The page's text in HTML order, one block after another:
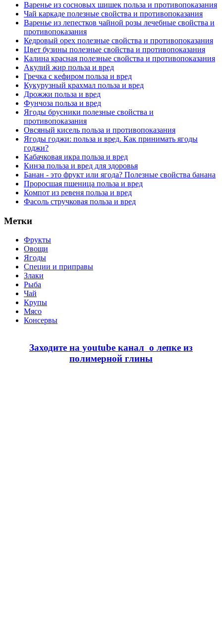
Варенье из сосновых шишек польза и противопоказания
Чай каркаде полезные свойства и противопоказания
Варенье из лепестков чайной розы лечебные свойства и
противопоказания
Кедровый орех полезные свойства и противопоказания
Цвет бузины полезные свойства и противопоказания
Калина красная полезные свойства и противопоказания
Акулий жир польза и вред
Гречка с кефиром польза и вред
Кукурузный крахмал польза и вред
Дрожжи польза и вред
Фунчоза польза и вред
Ягоды брусники полезные свойства и
противопоказания
Овсяный кисель польза и противопоказания
Ягоды годжи: польза и вред. Как принимать ягоды
годжи?
Кабачковая икра польза и вред
Кинза польза и вред для здоровья
Банан - это фрукт или ягода? Полезные свойства банана
Проросшая пшеница польза и вред
Компот из ревеня польза и вред
Фасоль стручковая польза и вред
Метки
Фрукты
Овощи
Ягоды
Специи и приправы
Злаки
Рыба
Чай
Крупы
Мясо
Консервы
Заходите на youtube канал о лепке из
полимерной глины